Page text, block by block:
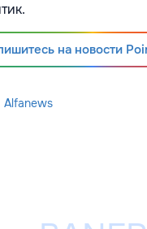
на новости
Alfanews